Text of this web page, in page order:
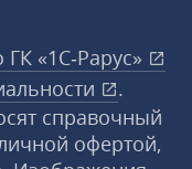
«1С‑Рарус»
.
справочный
офертой,